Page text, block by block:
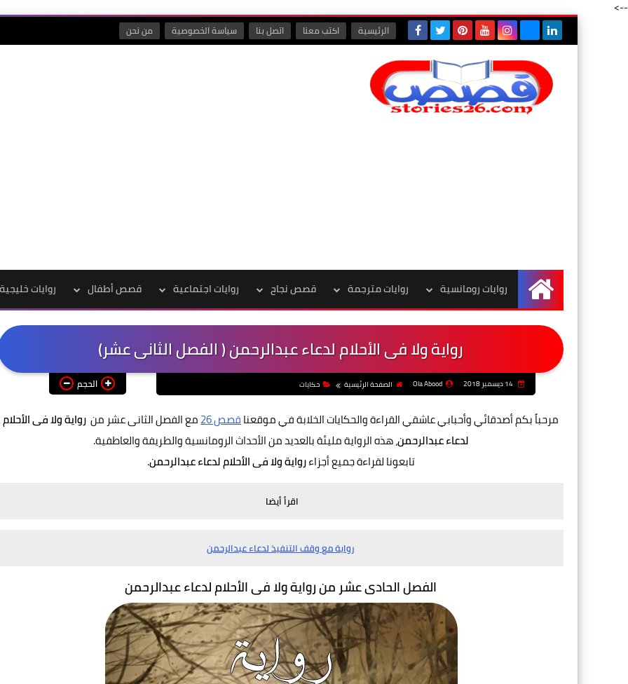
-->
الرئيسية اكتب معنا اتصل بنا سياسة الخصوصية من نحن
الرئيسية
روايات رومانسية روايات مترجمة قصص نجاح روايات اجتماعية قصص أطفال روايات خليجية
رواية ولا فى الأحلام لدعاء عبدالرحمن ( الفصل الثانى عشر)
14 ديسمبر 2018 Ola Abood الصفحة الرئيسية حكايات الحجم
مرحباً بكم أصدقائي وأحبابي عاشقي القراءة والحكايات الخلابة في موقعناقصص 26 مع الفصل الثانى عشر من رواية ولا فى الأحلام
لدعاء عبدالرحمن،هذه الرواية مليئة بالعديد من الأحداث الرومانسية والطريفة والعاطفية.
تابعونا لقراءة جميع أجزاءرواية ولا فى الأحلام لدعاء عبدالرحمن.
اقرأ أيضا
رواية مع وقف التنفيذ لدعاء عبدالرحمن
الفصل الحادى عشر منرواية ولا فى الأحلام لدعاء عبدالرحمن